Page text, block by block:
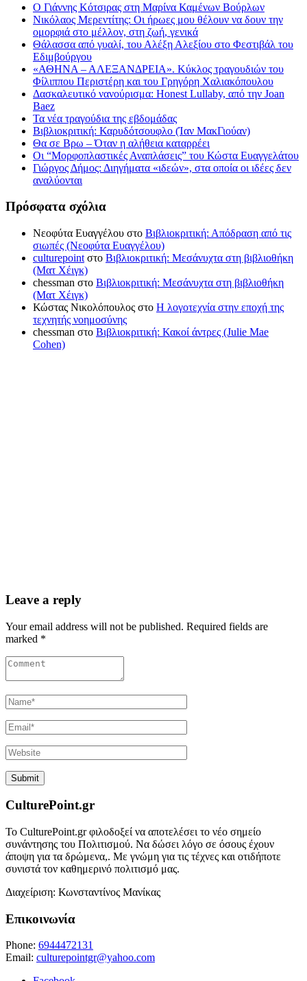
Ο Γιάννης Κότσιρας στη Μαρίνα Καμένων Βούρλων
Νικόλαος Μερεντίτης: Οι ήρωες μου θέλουν να δουν την
ομορφιά στο μέλλον, στη ζωή, γενικά
Θάλασσα από γυαλί, του Αλέξη Αλεξίου στο Φεστιβάλ του
Εδιμβούργου
«ΑΘΗΝΑ – ΑΛΕΞΑΝΔΡΕΙΑ». Κύκλος τραγουδιών του
Φίλιππου Περιστέρη και του Γρηγόρη Χαλιακόπουλου
Δασκαλευτικό νανούρισμα: Honest Lullaby, από την Joan
Baez
Τα νέα τραγούδια της εβδομάδας
Βιβλιοκριτική: Καρυδότσουφλο (Ίαν ΜακΓιούαν)
Θα σε Βρω – Όταν η αλήθεια καταρρέει
Οι “Μορφοπλαστικές Αναπλάσεις” του Κώστα Ευαγγελάτου
Γιώργος Δήμος: Διηγήματα «ιδεών», στα οποία οι ιδέες δεν
αναλύονται
Πρόσφατα σχόλια
Νεοφύτα Ευαγγέλου στο Βιβλιοκριτική: Απόδραση από τις
σιωπές (Νεοφύτα Ευαγγέλου)
culturepoint στο Βιβλιοκριτική: Μεσάνυχτα στη βιβλιοθήκη
(Ματ Χέιγκ)
chessman στο Βιβλιοκριτική: Μεσάνυχτα στη βιβλιοθήκη
(Ματ Χέιγκ)
Κώστας Νικολόπουλος στο Η λογοτεχνία στην εποχή της
τεχνητής νοημοσύνης
chessman στο Βιβλιοκριτική: Κακοί άντρες (Julie Mae
Cohen)
Leave a reply
Your email address will not be published. Required fields are
marked *
CulturePoint.gr
Το CulturePoint.gr φιλοδοξεί να αποτελέσει το νέο σημείο
συνάντησης του Πολιτισμού. Να δώσει λόγο σε όσους έχουν
άποψη για τα δρώμενα,. Με γνώμη για τις τέχνες και οτιδήποτε
συνιστά τον καθημερινό πολιτισμό μας.
Διαχείριση: Κωνσταντίνος Μανίκας
Επικοινωνία
Phone: 6944472131
Email: culturepointgr@yahoo.com